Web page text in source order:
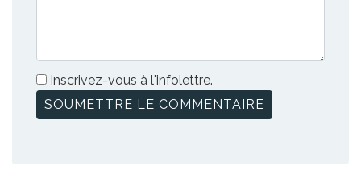
Inscrivez-vous à l'infolettre.